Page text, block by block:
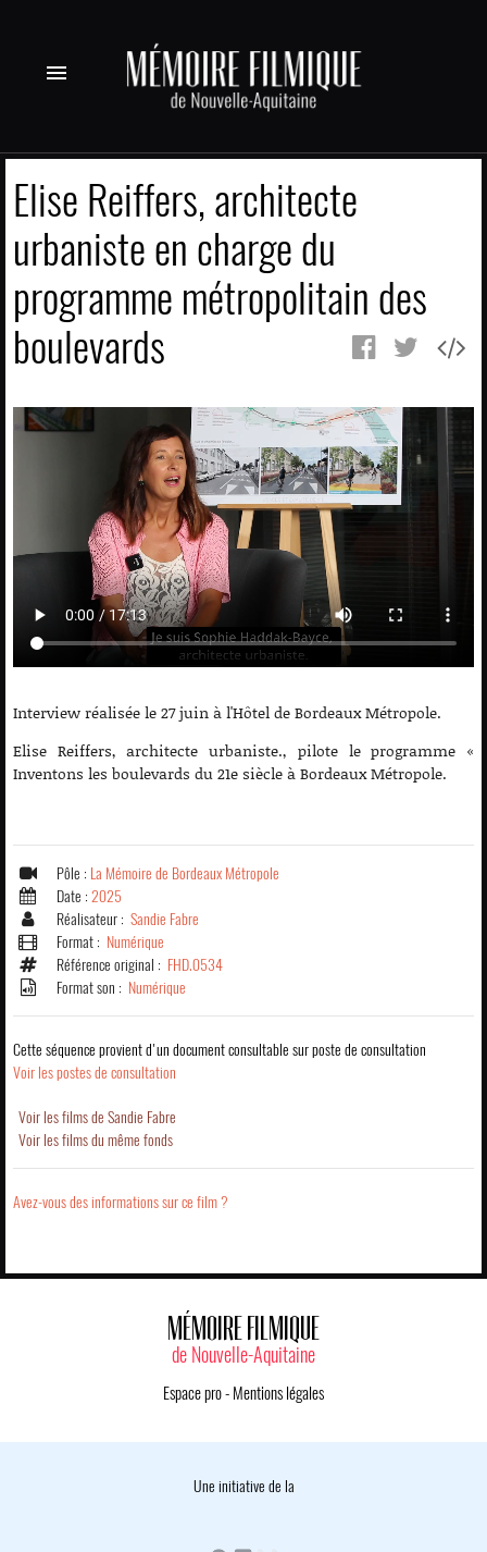
menu
Elise Reiffers, architecte
urbaniste en charge du
programme métropolitain des
boulevards
Interview réalisée le 27 juin à l'Hôtel de Bordeaux Métropole.
Elise Reiffers, architecte urbaniste., pilote le programme «
Inventons les boulevards du 21e siècle à Bordeaux Métropole.
Pôle : La Mémoire de Bordeaux Métropole
Date : 2025
Réalisateur : Sandie Fabre
Format : Numérique
Référence original : FHD.0534
Format son : Numérique
Cette séquence provient d'un document consultable sur poste de consultation
Voir les postes de consultation
Voir les films de Sandie Fabre
Voir les films du même fonds
Avez-vous des informations sur ce film ?
MÉMOIRE FILMIQUE
de Nouvelle-Aquitaine
Espace pro- Mentions légales
Une initiative de la